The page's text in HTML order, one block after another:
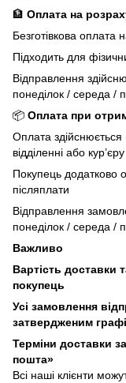
🏦 Оплата на
Безготівкова
Підходить для
Відправлення
понеділок / середа /
📦 Оплата при
Оплата
відділенні або
Покупець додатково
післяплати
Відправлення
понеділок / середа /
Важливо
Вартість доставки
покупець
Усі замовлення
затвердженим
Терміни доставки
пошта»
Всі наші клієнти